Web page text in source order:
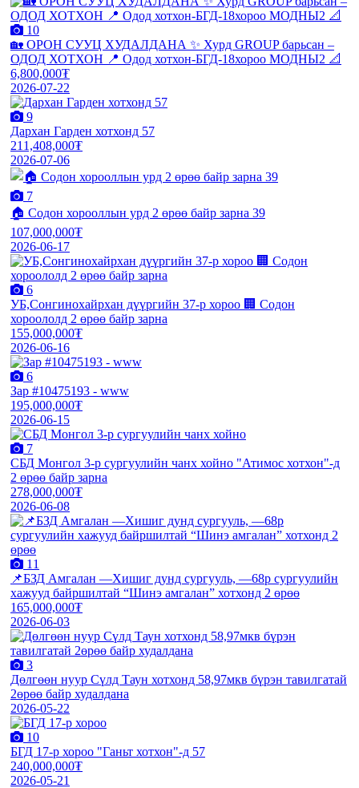
10
🏡 ОРОН СУУЦ ХУДАЛДАНА ✨ Хурд GROUP барьсан –
ОДОД ХОТХОН 📍 Одод хотхон-БГД-18хороо МОДНЫ2 📐
6,800,000₮
2026-07-22
9
Дархан Гарден хотхонд 57
211,408,000₮
2026-07-06
7
🏠 Содон хорооллын урд 2 өрөө байр зарна 39
107,000,000₮
2026-06-17
6
УБ,Сонгинохайрхан дүүргийн 37-р хороо 🏢 Содон
хороололд 2 өрөө байр зарна
155,000,000₮
2026-06-16
6
Зар #10475193 - www
195,000,000₮
2026-06-15
7
СБД Монгол 3-р сургуулийн чанх хойно "Атимос хотхон"-д
2 өрөө байр зарна
278,000,000₮
2026-06-08
11
📌БЗД Амгалан —Хишиг дунд сургууль, —68р сургуулийн
хажууд байршилтай “Шинэ амгалан” хотхонд 2 өрөө
165,000,000₮
2026-06-03
3
Дөлгөөн нуур Сүлд Таун хотхонд 58,97мкв бүрэн тавилгатай
2өрөө байр худалдана
2026-05-22
10
БГД 17-р хороо "Ганьт хотхон"-д 57
240,000,000₮
2026-05-21